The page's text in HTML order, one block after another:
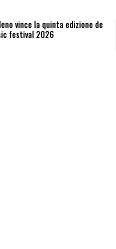
vince la quinta edizione de
festival 2026